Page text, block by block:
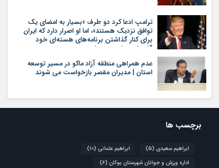
ترامپ ادعا کرد دو طرف «بسیار به امضای یک
توافق نزدیک هستند»، اما او اصرار دارد که ایران
برای کنار گذاشتن برنامه‌های هسته‌ای خود
گام‌های بیشتری بردارد
عدم همراهی منطقه آزاد ماکو در مسیر توسعه
استان | مدیران مقصر بازخواست می شوند
برچسب ها
ابراهیم سعیدی (5) ابراهیم عثمانی (10)
اداره ورزش و جوانان شهرستان بوکان (6)